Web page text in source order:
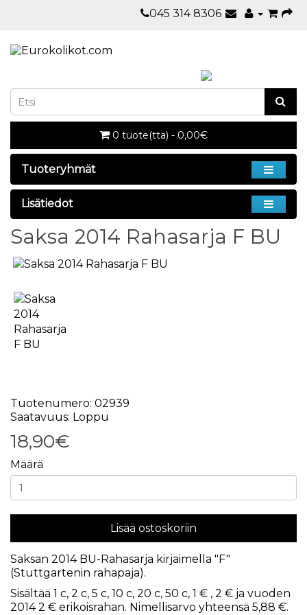
045 314 8306
0 tuote(tta) - 0,00€
Tuoteryhmät
Lisätiedot
Saksa 2014 Rahasarja F BU
Tuotenumero: 02939
Saatavuus: Loppu
18,90€
Määrä
Lisää ostoskoriin
Saksan 2014 BU-Rahasarja kirjaimella "F"
(Stuttgartenin rahapaja).
Sisältää 1 c, 2 c, 5 c, 10 c, 20 c, 50 c, 1 € , 2 € ja vuoden
2014 2 € erikoisrahan. Nimellisarvo yhteensä 5,88 €.